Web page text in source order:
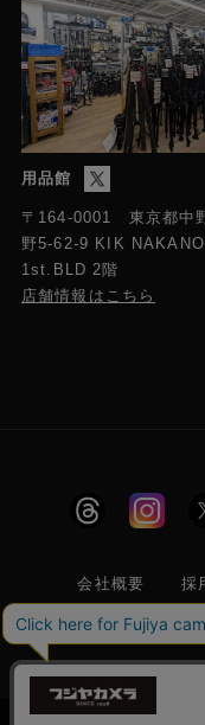
用品館
〒164-0001 東京都中
野5-62-9 KIK NAKANO
1st.BLD 2階
店舗情報はこちら
会社概要 採
特定商取引に関する
商標登録 第5211024
号 東京都公